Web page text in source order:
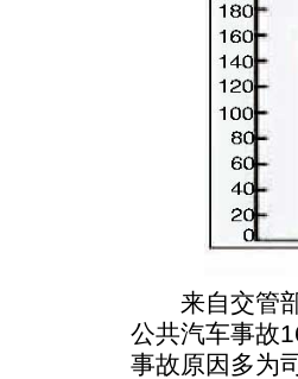
来自交管部
公共汽车事故
事故原因多为